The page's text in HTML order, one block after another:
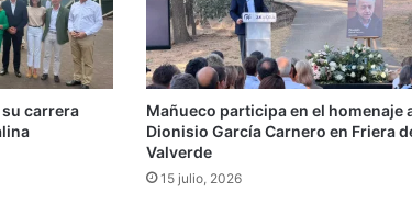
su carrera
Mañueco participa en el homenaje
Dionisio García Carnero en Friera
Valverde
15 julio, 2026